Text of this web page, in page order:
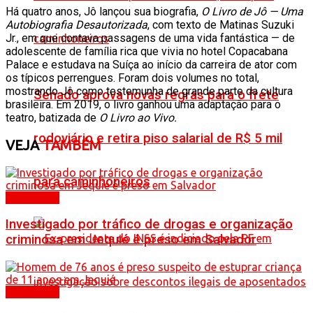
Senado aprova novas regras para o frete
rodoviário e retira piso salarial de R$ 5 mil
para caminhoneiros
Há quatro anos, Jô lançou sua biografia, O Livro de Jô — Uma
Autobiografia Desautorizada, com texto de Matinas Suzuki
Jr., em que contava passagens de uma vida fantástica — de
adolescente de família rica que vivia no hotel Copacabana
Palace e estudava na Suíça ao início da carreira de ator com
os típicos perrengues. Foram dois volumes no total,
mostrando Jô como testemunha de grande parte da cultura
brasileira. Em 2019, o livro ganhou uma adaptação para o
teatro, batizada de O Livro ao Vivo.
VEJATAMBÉM
Investigado por tráfico de drogas e organização
criminosa em Jequié é preso em Salvador